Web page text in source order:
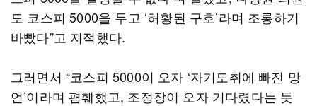
도 코스피 5000을 두고 ‘허황된 구호’라며 조롱하기
바빴다”고 지적했다.
그러면서 “코스피 5000이 오자 ‘자기도취에 빠진 망
언’이라며 폄훼했고, 조정장이 오자 기다렸다는 듯